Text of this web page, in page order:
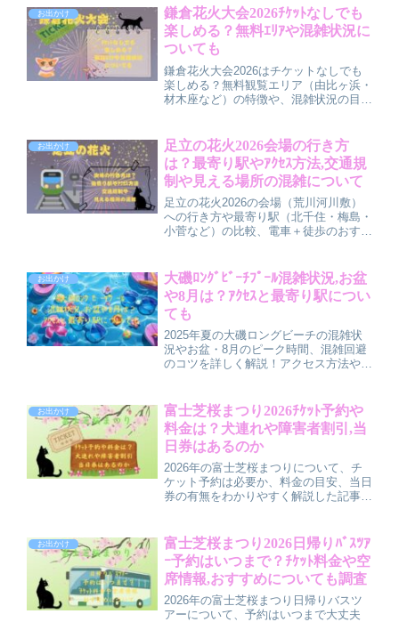
安心移動を確保し、感動の花火大会を満
喫できます。
お出かけ
鎌倉花火大会2026ﾁｹｯﾄなしでも
楽しめる？無料ｴﾘｱや混雑状況に
ついても
鎌倉花火大会2026はチケットなしでも
楽しめる？無料観覧エリア（由比ヶ浜・
材木座など）の特徴や、混雑状況の目
す。無料でしっかり楽しみたい人向けの
事前準備のチェックにも使える内容で
す。
お出かけ
足立の花火2026会場の行き方
は？最寄り駅やｱｸｾｽ方法,交通規
制や見える場所の混雑について
足立の花火2026の会場（荒川河川敷）
への行き方や最寄り駅（北千住・梅島・
小菅など）の比較、電車＋徒歩のおすす
の特徴、持ち物や帰りのコツまでまとめ
ています。
お出かけ
大磯ﾛﾝｸﾞﾋﾞｰﾁﾌﾟｰﾙ混雑状況,お盆
や8月は？ｱｸｾｽと最寄り駅につい
ても
2025年夏の大磯ロングビーチの混雑状
況やお盆・8月のピーク時間、混雑回避
のコツを詳しく解説！アクセス方法や最
のプール計画に役立つ情報が満載です。
お出かけ
富士芝桜まつり2026ﾁｹｯﾄ予約や
料金は？犬連れや障害者割引,当
日券はあるのか
2026年の富士芝桜まつりについて、チ
ケット予約は必要か、料金の目安、当日
券の有無をわかりやすく解説した記事で
やセット券を使ってスムーズに入場する
コツまでまとめています。
お出かけ
富士芝桜まつり2026日帰りﾊﾞｽﾂｱ
ｰ予約はいつまで？ﾁｹｯﾄ料金や空
席情報,おすすめについても調査
2026年の富士芝桜まつり日帰りバスツ
アーについて、予約はいつまで大丈夫